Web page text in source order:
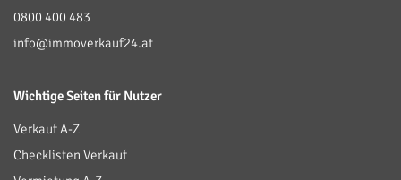
0800 400 483
info@immoverkauf24.at
Wichtige Seiten für Nutzer
Verkauf A-Z
Checklisten Verkauf